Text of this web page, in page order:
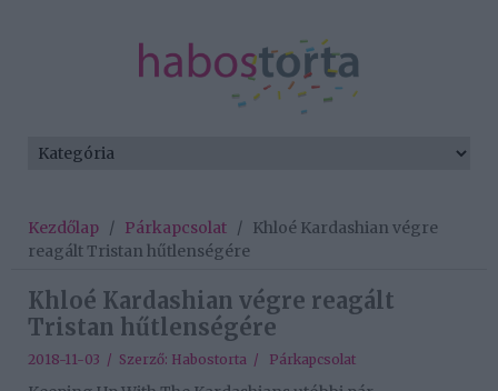
Kezdőlap / Párkapcsolat / Khloé Kardashian végre
reagált Tristan hűtlenségére
Khloé Kardashian végre reagált
Tristan hűtlenségére
2018-11-03 / Szerző: Habostorta / Párkapcsolat